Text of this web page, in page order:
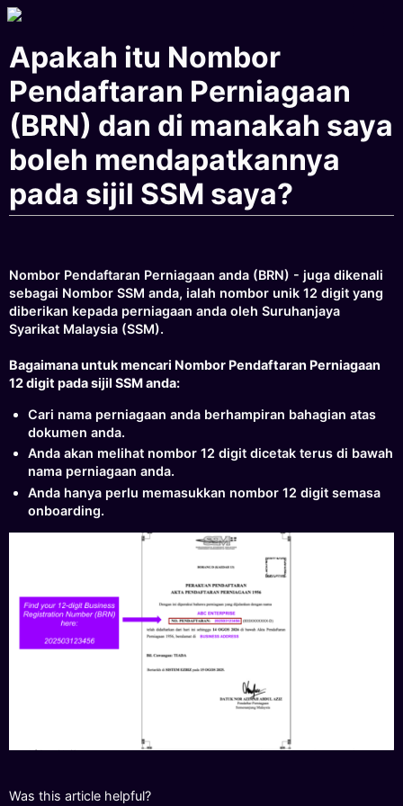
Apakah itu Nombor
Pendaftaran Perniagaan
(BRN) dan di manakah saya
boleh mendapatkannya
pada sijil SSM saya?
Nombor Pendaftaran Perniagaan anda (BRN) - juga dikenali
sebagai Nombor SSM anda, ialah nombor unik 12 digit yang
diberikan kepada perniagaan anda oleh Suruhanjaya
Syarikat Malaysia (SSM).
Bagaimana untuk mencari Nombor Pendaftaran Perniagaan
12 digit pada sijil SSM anda:
Cari nama perniagaan anda berhampiran bahagian atas
dokumen anda.
Anda akan melihat nombor 12 digit dicetak terus di bawah
nama perniagaan anda.
Anda hanya perlu memasukkan nombor 12 digit semasa
onboarding.
Was this article helpful?